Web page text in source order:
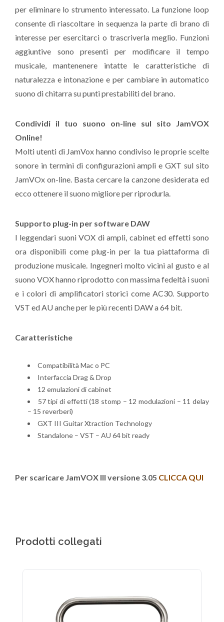
per eliminare lo strumento interessato. La funzione loop
consente di riascoltare in sequenza la parte di brano di
interesse per esercitarci o trascriverla meglio. Funzioni
aggiuntive sono presenti per modificare il tempo
musicale, mantenenere intatte le caratteristiche di
naturalezza e intonazione e per cambiare in automatico
suono di chitarra su punti prestabiliti del brano.
Condividi il tuo suono on-line sul sito JamVOX
Online!
Molti utenti di JamVox hanno condiviso le proprie scelte
sonore in termini di configurazioni ampli e GXT sul sito
JamVOx on-line. Basta cercare la canzone desiderata ed
ecco ottenere il suono migliore per riprodurla.
Supporto plug-in per software DAW
I leggendari suoni VOX di ampli, cabinet ed effetti sono
ora disponibili come plug-in per la tua piattaforma di
produzione musicale. Ingegneri molto vicini al gusto e al
suono VOX hanno riprodotto con massima fedeltà i suoni
e i colori di amplificatori storici come AC30. Supporto
VST ed AU anche per le più recenti DAW a 64 bit.
Caratteristiche
Compatibilità Mac o PC
Interfaccia Drag & Drop
12 emulazioni di cabinet
57 tipi di effetti (18 stomp – 12 modulazioni – 11 delay
– 15 reverberi)
GXT III Guitar Xtraction Technology
Standalone – VST – AU 64 bit ready
Per scaricare JamVOX III versione 3.05 CLICCA QUI
Prodotti collegati